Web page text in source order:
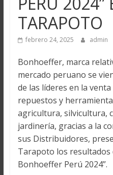
TARAPOTO
febrero 24, 2025 admin
Bonhoeffer, marca
mercado peruano se
de las líderes en la
repuestos y
agricultura, silvicultura,
jardinería, gracias a la
sus Distribuidores,
Tarapoto los resultados
Bonhoeffer Perú 2024”.